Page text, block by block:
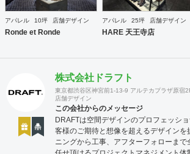
グ及びディレクション業務 ・出店におけ
・住宅リノベーション ・家具及び什器デ
アパレル 10坪 店舗デザイン
Ronde et Ronde
アパレル 25坪 店舗デザイン
HARE 天王寺店
株式会社ドラフト
東京都渋谷区神宮前1-13-9 アルテカプラザ原宿
店舗デザイン
この会社からのメッセージ
DRAFTは空間デザインのプロフェッシ
客様のご期待と想像を超えるデザインを
ニングから工事、アフターフォローまで